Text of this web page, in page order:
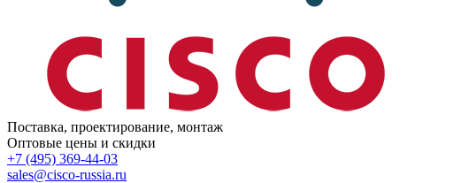
Поставка, проектирование, монтаж
Оптовые цены и скидки
+7 (495) 369-44-03
sales@cisco-russia.ru